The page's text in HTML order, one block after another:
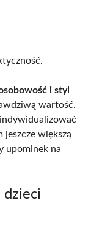
i styl
wartość.
jeszcze większą
upominek na
dzieci